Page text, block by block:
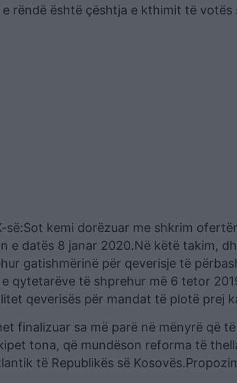
e rëndë është çështja e kthimit të
së:Sot kemi dorëzuar me shkrim
e datës 8 janar 2020.Në këtë takim,
gatishmërinë për qeverisje të
qytetarëve të shprehur më 6 tetor
qeverisës për mandat të plotë prej
finalizuar sa më parë në mënyrë që
tona, që mundëson reforma të
të Republikës së